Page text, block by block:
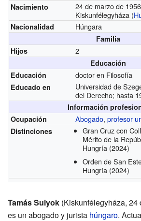
Nacimiento
24 de marzo de 1956
Kiskunfélegyháza (
Nacionalidad Húngara
Familia
Hijos
2
Educación
Educación
doctor en Filosofía
Educado en Universidad de
del Derecho; hasta
Información
Ocupación
Abogado,profesor
Distinciones
Gran Cruz con
Mérito de la
Hungría (2024)
Orden de San
Hungría (2024)
Tamás Sulyok (Kiskunfélegyháza, 24
es un abogado y jurista húngaro.